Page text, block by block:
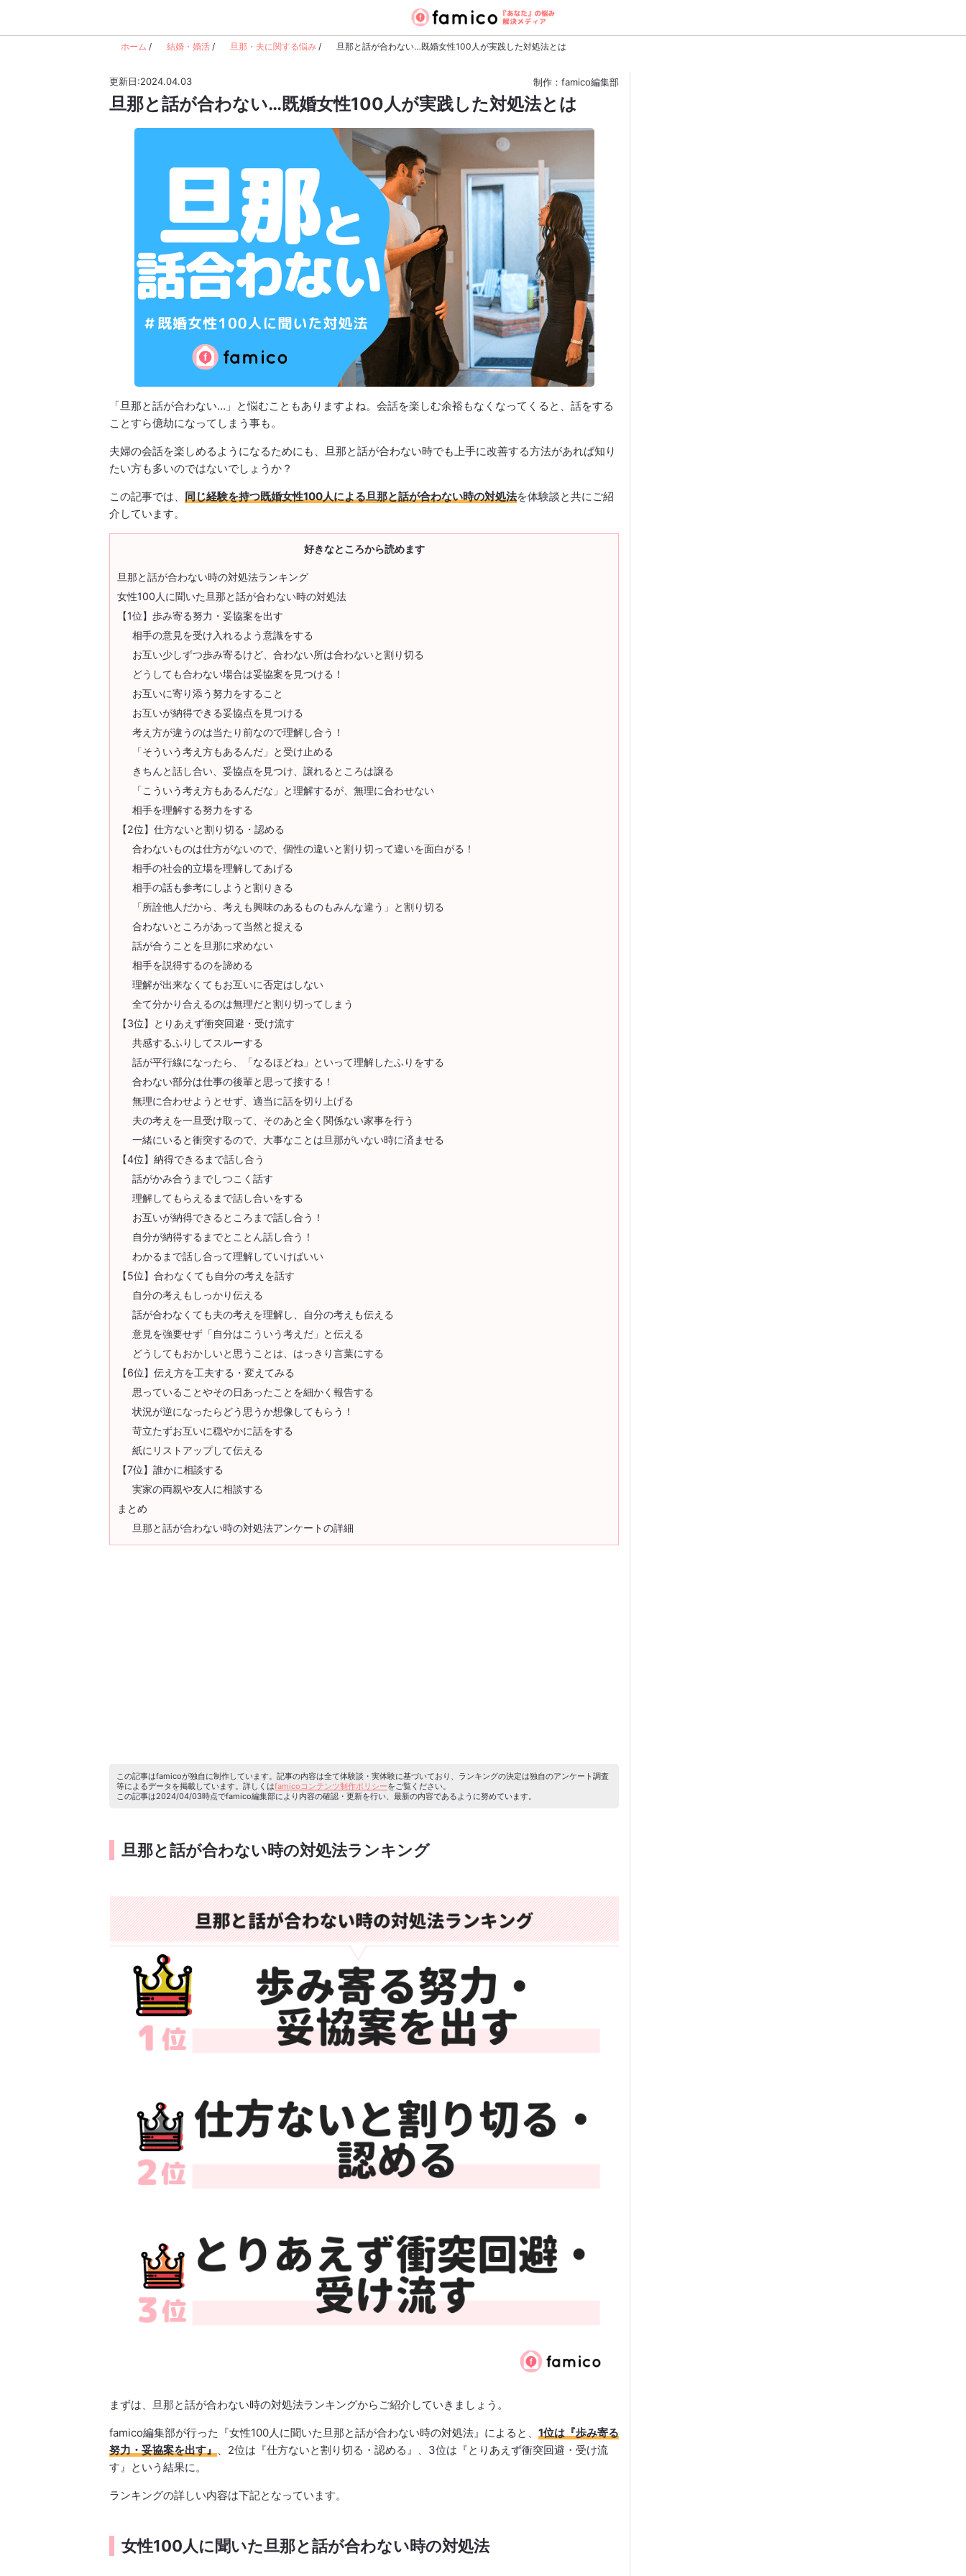
ホーム / 結婚・婚活 / 旦那・夫に関する悩み / 旦那と話が合わない…既婚女性100人が実践した対処法とは
更新日:2024.04.03 制作：famico編集部
旦那と話が合わない…既婚女性100人が実践した対処法とは
「旦那と話が合わない…」と悩むこともありますよね。会話を楽しむ余裕もなくなってくると、話をする
ことすら億劫になってしまう事も。
夫婦の会話を楽しめるようになるためにも、旦那と話が合わない時でも上手に改善する方法があれば知り
たい方も多いのではないでしょうか？
この記事では、 同じ経験を持つ既婚女性100人による旦那と話が合わない時の対処法を体験談と共にご紹
介しています。
好きなところから読めます
旦那と話が合わない時の対処法ランキング
女性100人に聞いた旦那と話が合わない時の対処法
【1位】歩み寄る努力・妥協案を出す
相手の意見を受け入れるよう意識をする
お互い少しずつ歩み寄るけど、合わない所は合わないと割り切る
どうしても合わない場合は妥協案を見つける！
お互いに寄り添う努力をすること
お互いが納得できる妥協点を見つける
考え方が違うのは当たり前なので理解し合う！
「そういう考え方もあるんだ」と受け止める
きちんと話し合い、妥協点を見つけ、譲れるところは譲る
「こういう考え方もあるんだな」と理解するが、無理に合わせない
相手を理解する努力をする
【2位】仕方ないと割り切る・認める
合わないものは仕方がないので、個性の違いと割り切って違いを面白がる！
相手の社会的立場を理解してあげる
相手の話も参考にしようと割りきる
「所詮他人だから、考えも興味のあるものもみんな違う」と割り切る
合わないところがあって当然と捉える
話が合うことを旦那に求めない
相手を説得するのを諦める
理解が出来なくてもお互いに否定はしない
全て分かり合えるのは無理だと割り切ってしまう
【3位】とりあえず衝突回避・受け流す
共感するふりしてスルーする
話が平行線になったら、「なるほどね」といって理解したふりをする
合わない部分は仕事の後輩と思って接する！
無理に合わせようとせず、適当に話を切り上げる
夫の考えを一旦受け取って、そのあと全く関係ない家事を行う
一緒にいると衝突するので、大事なことは旦那がいない時に済ませる
【4位】納得できるまで話し合う
話がかみ合うまでしつこく話す
理解してもらえるまで話し合いをする
お互いが納得できるところまで話し合う！
自分が納得するまでとことん話し合う！
わかるまで話し合って理解していけばいい
【5位】合わなくても自分の考えを話す
自分の考えもしっかり伝える
話が合わなくても夫の考えを理解し、自分の考えも伝える
意見を強要せず「自分はこういう考えだ」と伝える
どうしてもおかしいと思うことは、はっきり言葉にする
【6位】伝え方を工夫する・変えてみる
思っていることやその日あったことを細かく報告する
状況が逆になったらどう思うか想像してもらう！
苛立たずお互いに穏やかに話をする
紙にリストアップして伝える
【7位】誰かに相談する
実家の両親や友人に相談する
まとめ
旦那と話が合わない時の対処法アンケートの詳細
この記事はfamicoが独自に制作しています。記事の内容は全て体験談・実体験に基づいており、ランキングの決定は独自のアンケート調査
等によるデータを掲載しています。詳しくはfamicoコンテンツ制作ポリシーをご覧ください。
この記事は2024/04/03時点でfamico編集部により内容の確認・更新を行い、最新の内容であるように努めています。
旦那と話が合わない時の対処法ランキング
まずは、旦那と話が合わない時の対処法ランキングからご紹介していきましょう。
famico編集部が行った『女性100人に聞いた旦那と話が合わない時の対処法』によると、 1位は『歩み寄る
努力・妥協案を出す』、2位は『仕方ないと割り切る・認める』、3位は『とりあえず衝突回避・受け流
す』という結果に。
ランキングの詳しい内容は下記となっています。
女性100人に聞いた旦那と話が合わない時の対処法